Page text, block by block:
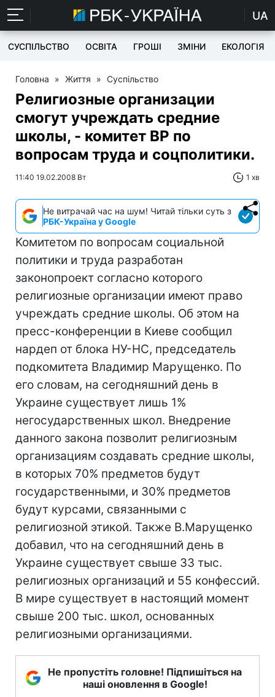
UA
СУСПІЛЬСТВО ОСВІТА ГРОШІ ЗМІНИ ЕКОЛОГІЯ
Головна » Життя » Суспільство
Религиозные организации
смогут учреждать средние
школы, - комитет ВР по
вопросам труда и соцполитики.
11:40 19.02.2008 Вт 1 хв
Не витрачай час на шум! Читай тільки суть з
РБК-Україна у Google
Комитетом по вопросам социальной
политики и труда разработан
законопроект согласно которого
религиозные организации имеют право
учреждать средние школы. Об этом на
пресс-конференции в Киеве сообщил
нардеп от блока НУ-НС, председатель
подкомитета Владимир Марущенко. По
его словам, на сегодняшний день в
Украине существует лишь 1%
негосударственных школ. Внедрение
данного закона позволит религиозным
организациям создавать средние школы,
в которых 70% предметов будут
государственными, и 30% предметов
будут курсами, связанными с
религиозной этикой. Также В.Марущенко
добавил, что на сегодняшний день в
Украине существует свыше 33 тыс.
религиозных организаций и 55 конфессий.
В мире существует в настоящий момент
свыше 200 тыс. школ, основанных
религиозными организациями.
Не пропустіть головне! Підпишіться на
наші оновлення в Google!